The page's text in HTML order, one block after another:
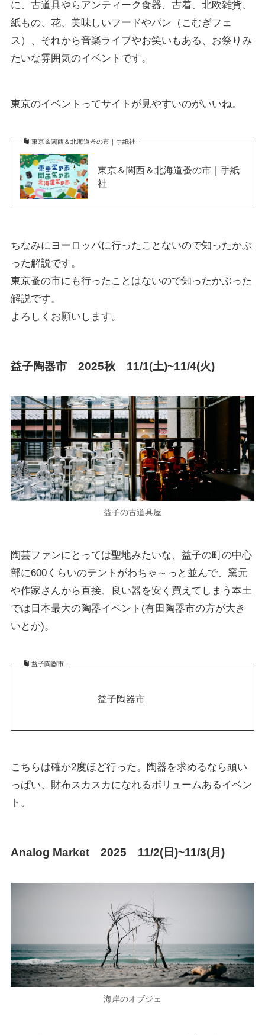
に、古道具やらアンティーク食器、古着、北欧雑貨、
紙もの、花、美味しいフードやパン（こむぎフェ
ス）、それから音楽ライブやお笑いもある、お祭りみ
たいな雰囲気のイベントです。
東京のイベントってサイトが見やすいのがいいね。
東京＆関西＆北海道蚤の市｜手紙社
東京＆関西＆北海道蚤の市｜手紙
社
ちなみにヨーロッパに行ったことないので知ったかぶ
った解説です。
東京蚤の市にも行ったことはないので知ったかぶった
解説です。
よろしくお願いします。
益子陶器市 2025秋 11/1(土)~11/4(火)
益子の古道具屋
陶芸ファンにとっては聖地みたいな、益子の町の中心
部に600くらいのテントがわちゃ～っと並んで、窯元
や作家さんから直接、良い器を安く買えてしまう本土
では日本最大の陶器イベント(有田陶器市の方が大き
いとか)。
益子陶器市
益子陶器市
こちらは確か2度ほど行った。陶器を求めるなら頭い
っぱい、財布スカスカになれるボリュームあるイベン
ト。
Analog Market 2025 11/2(日)~11/3(月)
海岸のオブジェ